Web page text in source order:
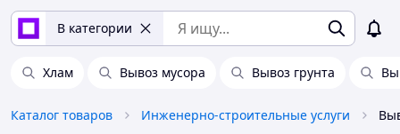
В категории
Хлам Вывоз мусора Вывоз грунта
Каталог товаров Инженерно-строительные услуги